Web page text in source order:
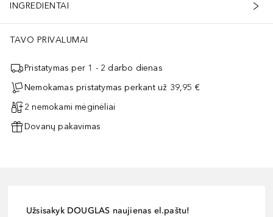
INGREDIENTAI
TAVO PRIVALUMAI
Pristatymas per 1 - 2 darbo dienas
Nemokamas pristatymas perkant už 39,95 €
2 nemokami mėginėliai
Dovanų pakavimas
Užsisakyk DOUGLAS naujienas el.paštu!